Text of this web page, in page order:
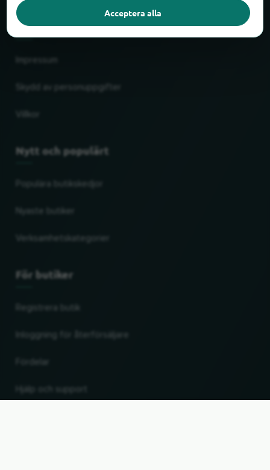
Juridiskt
Nytt och populärt
Verksamhetskategorier
För butiker
Inloggning för återförsäljare
Fördelar
Acceptera alla